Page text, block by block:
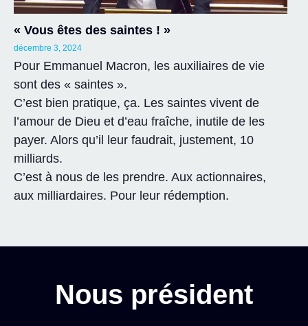
« Vous êtes des saintes ! »
décembre 3, 2024
Pour Emmanuel Macron, les auxiliaires de vie
sont des « saintes ».
C’est bien pratique, ça. Les saintes vivent de
l’amour de Dieu et d’eau fraîche, inutile de les
payer. Alors qu’il leur faudrait, justement, 10
milliards.
C’est à nous de les prendre. Aux actionnaires,
aux milliardaires. Pour leur rédemption.
Nous président